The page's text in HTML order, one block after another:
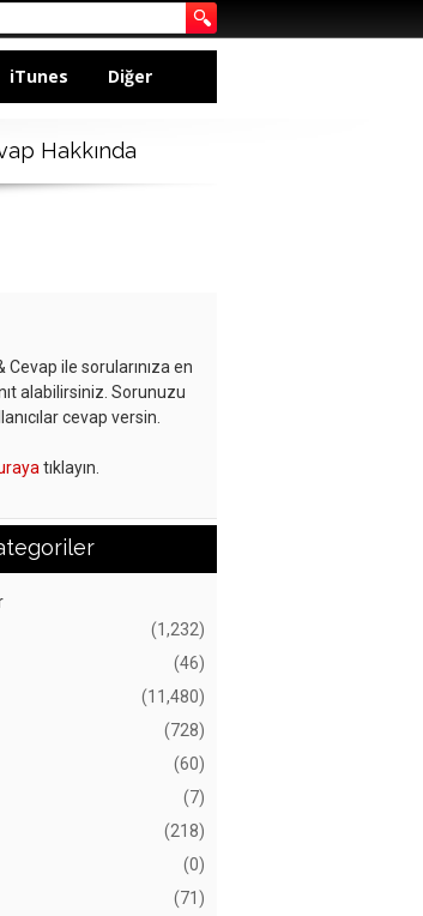
iTunes Diğer
Hakkında
Cevap ile sorularınıza en
alabilirsiniz. Sorunuzu
cevap versin.
tıklayın.
(1,232)
(46)
(11,480)
(728)
(60)
(7)
(218)
(0)
(71)